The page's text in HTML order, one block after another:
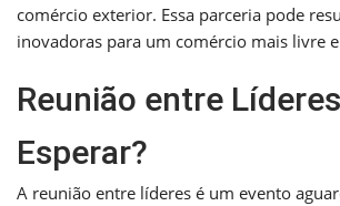
comércio exterior. Essa parceria pode
inovadoras para um comércio mais livre
Reunião entre
Esperar?
A reunião entre líderes é um evento